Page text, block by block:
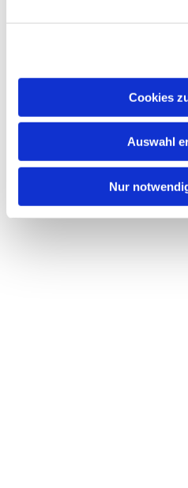
Cookies
Auswahl
Nur
Adresse
Kirchengemeinde Pfarrei
Hl. Theresa von Avila Berlin
Nordost
Leitender Pfarrer - Norbert
Pomplun
13086 Berlin